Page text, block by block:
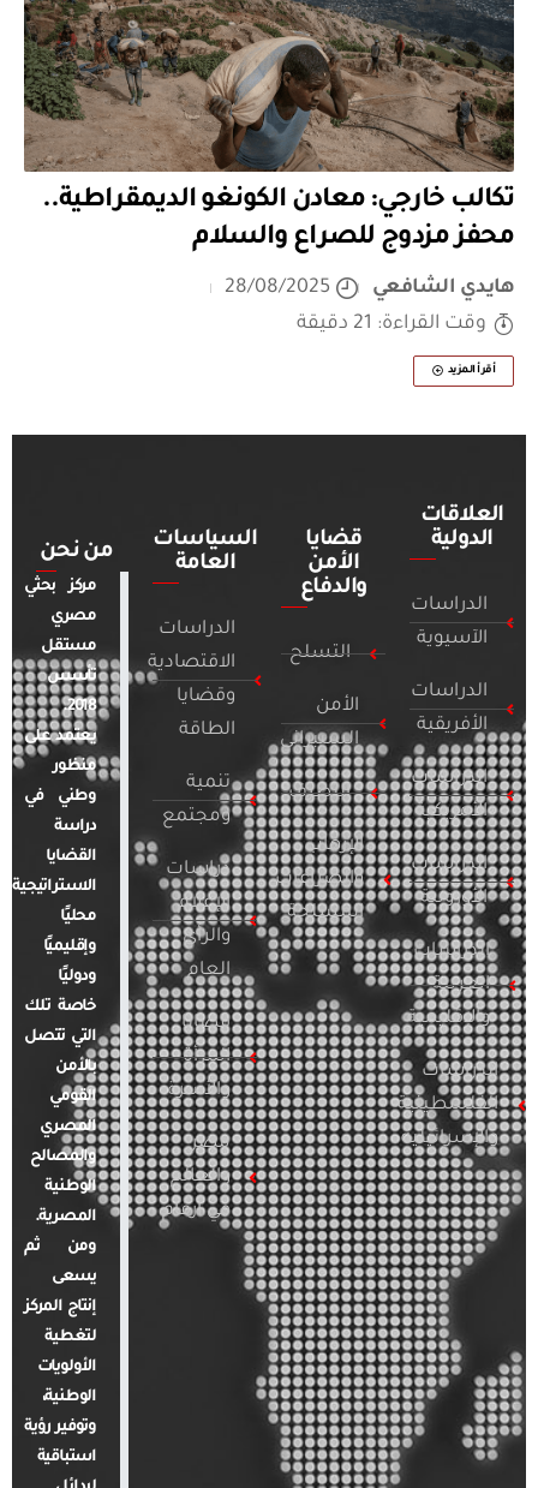
تكالب خارجي: معادن الكونغو الديمقراطية..
محفز مزدوج للصراع والسلام
هايدي الشافعي
28/08/2025
وقت القراءة: 21 دقيقة
أقرأ المزيد
العلاقات
الدولية
الدراسات
الآسيوية
الدراسات
الأفريقية
الدراسات
الأمريكية
الدراسات
الأوروبية
الدراسات
العربية
والإقليمية
الدراسات
الفلسطينية
والإسرائيلية
قضايا
الأمن
والدفاع
التسلح
الأمن
السيبراني
التطرف
الإرهاب
والصراعات
المسلحة
السياسات
العامة
الدراسات
الاقتصادية
وقضايا
الطاقة
تنمية
ومجتمع
دراسات
الإعلام
والرأي
العام
قضايا
المرأة
والأسرة
مصر
والعالم
في أرقام
من نحن
مركز بحثي
مصري
مستقل
تأسس
2018.
يعتمد على
منظور
وطني في
دراسة
القضايا
الاستراتيجية
محليًا
وإقليميًا
ودوليًا
خاصة تلك
التي تتصل
بالأمن
القومي
المصري
والمصالح
الوطنية
المصرية.
ومن ثم
يسعى
إنتاج المركز
لتغطية
الأولويات
الوطنية،
وتوفير رؤية
استباقية